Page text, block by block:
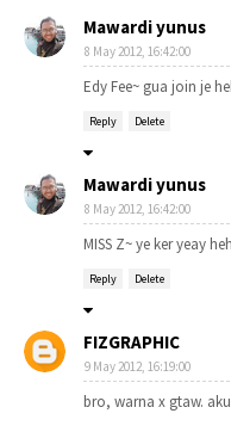
Mawardi yunus
8 May 2012, 16:42:00
Edy Fee~ gua join je
Reply Delete
Mawardi yunus
8 May 2012, 16:42:00
MISS Z~ ye ker yeay
Reply Delete
FIZGRAPHIC
9 May 2012, 16:19:00
bro, warna x gtaw.